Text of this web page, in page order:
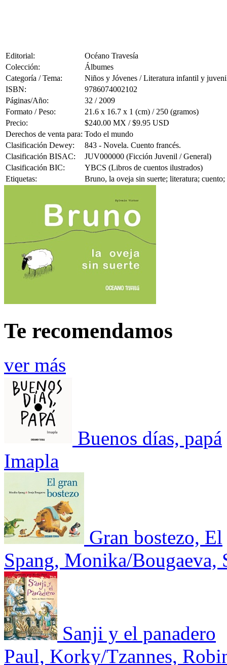
Editorial:
Océano Travesía
Colección:
Álbumes
Categoría / Tema:
Niños y Jóvenes / Literatura infantil y
ISBN:
9786074002102
Páginas/Año:
32 / 2009
Formato / Peso:
21.6 x 16.7 x 1 (cm) / 250 (gramos)
Precio:
$240.00 MX / $9.95 USD
Derechos de venta para: Todo el mundo
Clasificación Dewey:
843 - Novela. Cuento francés.
Clasificación BISAC:
JUV000000 (Ficción Juvenil / General)
Clasificación BIC:
YBCS (Libros de cuentos ilustrados)
Etiquetas:
Bruno, la oveja sin suerte; literatura;
Te recomendamos
ver más
Buenos días, papá
Imapla
Gran bostezo, El
Spang, Monika/Bougaeva,
Sanji y el panadero
Paul, Korky/Tzannes,